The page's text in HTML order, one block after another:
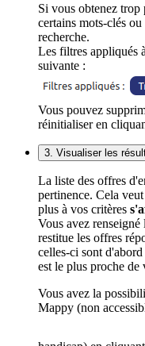
Si vous obtenez trop
certains mots-clés
recherche.
Les filtres appliqués
suivante :
Vous pouvez
réinitialiser en
3. Visualiser les
La liste des offres
pertinence. Cela
plus à vos critères
Vous avez
restitue les offres
celles-ci sont
est le plus proche de
Vous avez la
Mappy (non